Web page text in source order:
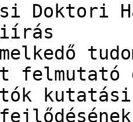
Doktori
kutatási